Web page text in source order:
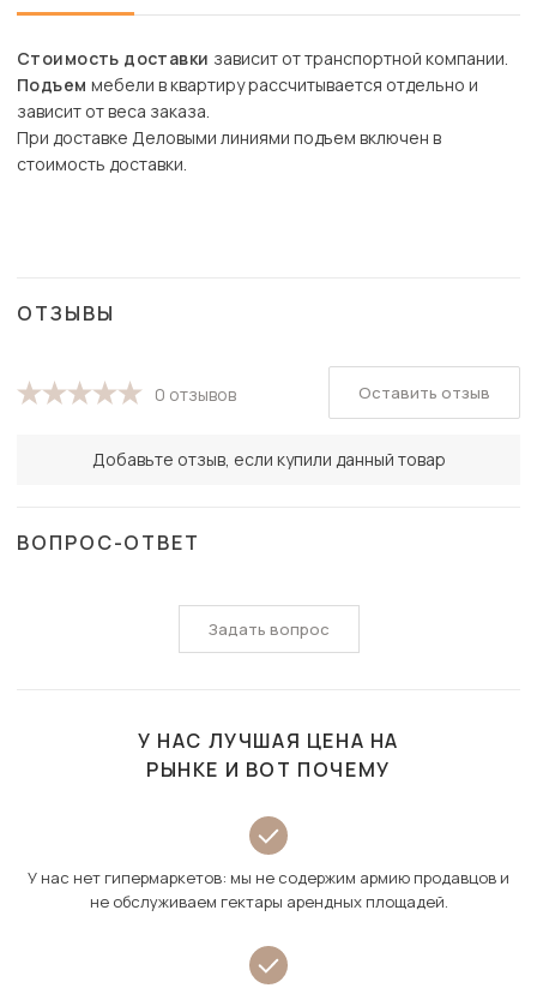
Стоимость доставки зависит от транспортной компании.
Подъем мебели в квартиру рассчитывается отдельно и
зависит от веса заказа.
При доставке Деловыми линиями подъем включен в
стоимость доставки.
ОТЗЫВЫ
0 отзывов
Добавьте отзыв, если купили данный товар
Оставить отзыв
ВОПРОС-ОТВЕТ
Задать вопрос
У НАС ЛУЧШАЯ ЦЕНА НА
РЫНКЕ И ВОТ ПОЧЕМУ
У нас нет гипермаркетов: мы не содержим армию продавцов и
не обслуживаем гектары арендных площадей.